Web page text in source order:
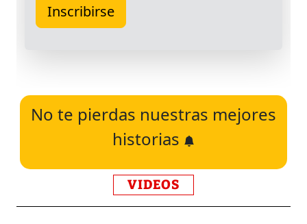
No te pierdas nuestras mejores
historias
VIDEOS